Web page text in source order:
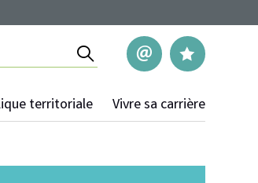
Rechercher
NousMes
territoriale Vivre sa carrière